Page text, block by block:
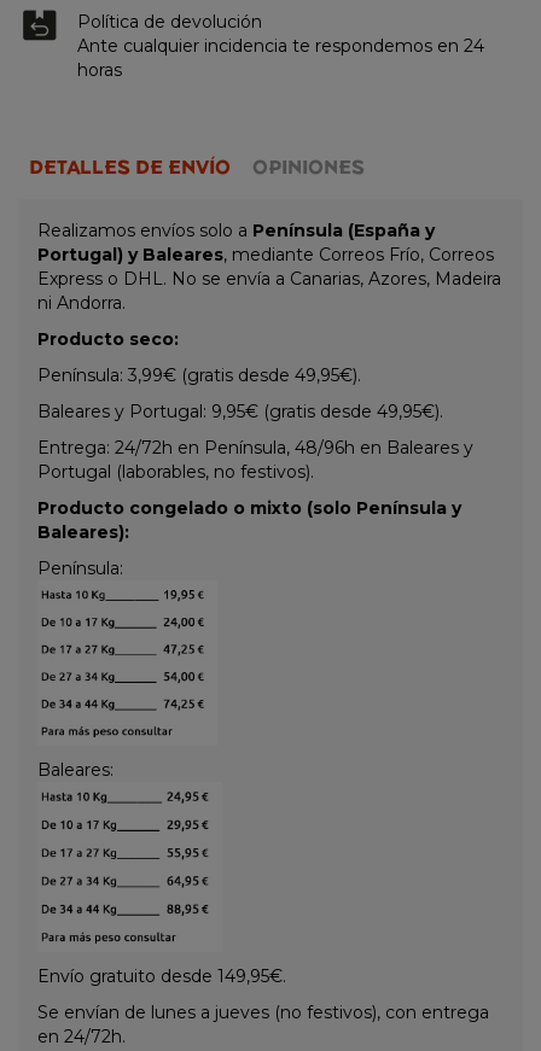
Política de devolución
Ante cualquier incidencia te respondemos en 24
horas
DETALLES DE ENVÍO OPINIONES
Realizamos envíos solo a Península (España y
Portugal) y Baleares, mediante Correos Frío, Correos
Express o DHL. No se envía a Canarias, Azores, Madeira
ni Andorra.
Producto seco:
Península: 3,99€ (gratis desde 49,95€).
Baleares y Portugal: 9,95€ (gratis desde 49,95€).
Entrega: 24/72h en Península, 48/96h en Baleares y
Portugal (laborables, no festivos).
Producto congelado o mixto (solo Península y
Baleares):
Península:
Baleares:
Envío gratuito desde 149,95€.
Se envían de lunes a jueves (no festivos), con entrega
en 24/72h.